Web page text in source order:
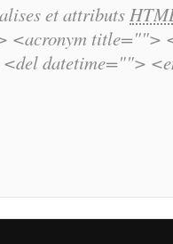
et attributs
title="">
datetime="">